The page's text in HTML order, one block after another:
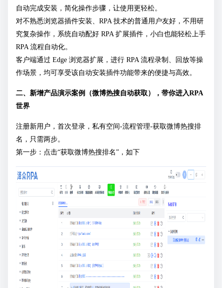
自动完成安装，简化操作步骤，让使用更轻松。
对不熟悉浏览器插件安装、RPA 技术的普通用户友好，不用研
究复杂操作，系统自动配好 RPA 扩展插件，小白也能轻松上手
RPA 流程自动化。
客户端通过 Edge 浏览器扩展，进行 RPA 流程录制、回放等操
作场景，均可享受该自动安装插件功能带来的便捷与高效。
二、新增产品演示案例（微博热搜自动获取），带你进入RPA
世界
注册新用户，首次登录，私有空间-流程管理-获取微博热搜排
名，只需两步。
第一步：点击“获取微博热搜排名”，如下